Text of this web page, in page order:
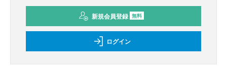
新規会員登録 無料
ログイン